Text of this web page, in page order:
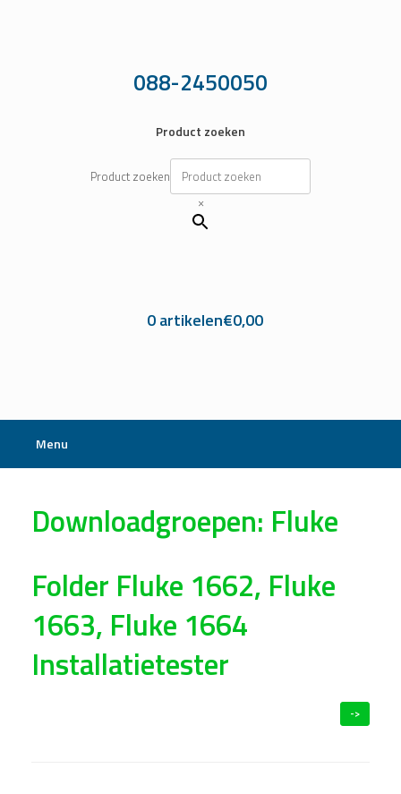
088-2450050
Product zoeken
Product zoeken
×
0 artikelen€0,00
Menu
Downloadgroepen: Fluke
Folder Fluke 1662, Fluke
1663, Fluke 1664
Installatietester
->